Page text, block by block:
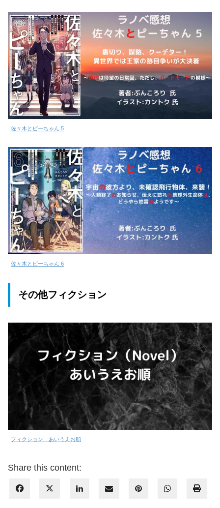
佐々木とピーちゃん 5
佐々木とピーちゃん 6
その他フィクション
フィクション あいうえお順
Share this content: